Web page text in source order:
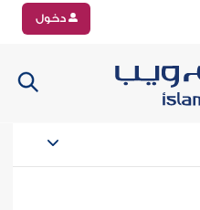
دخول